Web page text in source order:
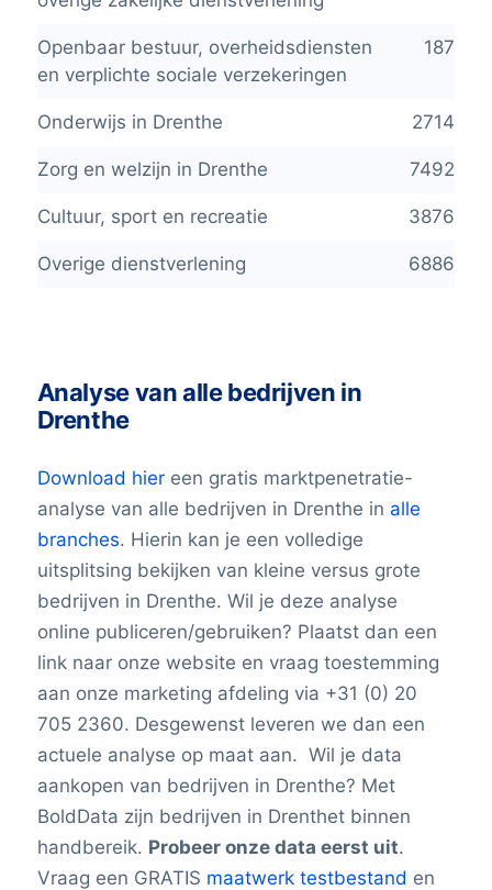
Openbaar bestuur, overheidsdiensten
en verplichte sociale verzekeringen
187
Onderwijs in Drenthe 2714
Zorg en welzijn in Drenthe 7492
Cultuur, sport en recreatie 3876
Overige dienstverlening 6886
Analyse van alle bedrijven in
Drenthe
Download hiereen gratis marktpenetratie-
analyse van alle bedrijven in Drenthe in alle
branches. Hierin kan je een volledige
uitsplitsing bekijken van kleine versus grote
bedrijven in Drenthe. Wil je deze analyse
online publiceren/gebruiken? Plaatst dan een
link naar onze website en vraag toestemming
aan onze marketing afdeling via +31 (0) 20
705 2360. Desgewenst leveren we dan een
actuele analyse op maat aan. Wil je data
aankopen van bedrijven in Drenthe? Met
BoldData zijn bedrijven in Drenthet binnen
handbereik. Probeer onze data eerst uit.
Vraag een GRATIS maatwerk testbestand en